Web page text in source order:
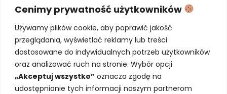
Cenimy prywatność użytkowników
Używamy plików cookie, aby poprawić jakość
przeglądania, wyświetlać reklamy lub treści
dostosowane do indywidualnych potrzeb użytkowników
oraz analizować ruch na stronie. Wybór opcji
„Akceptuj wszystko” oznacza zgodę na
udostępnianie tych informacji naszym partnerom
Najczęściej zadawane pytania (FAQ)
Zwroty i reklamacje
Polityka cookies
Blog